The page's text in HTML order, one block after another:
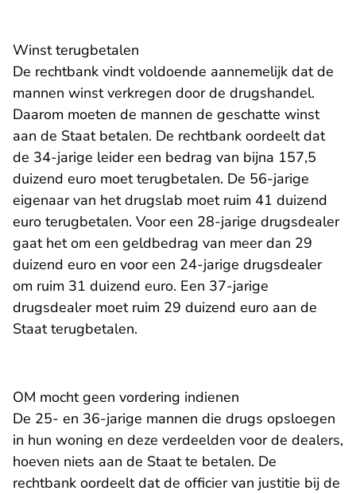
Winst terugbetalen
De rechtbank vindt voldoende aannemelijk dat de
mannen winst verkregen door de drugshandel.
Daarom moeten de mannen de geschatte winst
aan de Staat betalen. De rechtbank oordeelt dat
de 34-jarige leider een bedrag van bijna 157,5
duizend euro moet terugbetalen. De 56-jarige
eigenaar van het drugslab moet ruim 41 duizend
euro terugbetalen. Voor een 28-jarige drugsdealer
gaat het om een geldbedrag van meer dan 29
duizend euro en voor een 24-jarige drugsdealer
om ruim 31 duizend euro. Een 37-jarige
drugsdealer moet ruim 29 duizend euro aan de
Staat terugbetalen.
OM mocht geen vordering indienen
De 25- en 36-jarige mannen die drugs opsloegen
in hun woning en deze verdeelden voor de dealers,
hoeven niets aan de Staat te betalen. De
rechtbank oordeelt dat de officier van justitie bij de